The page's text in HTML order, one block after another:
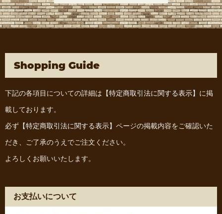
Shopping Guide
下記の各項目についての詳細は 【特定商取引法に関する表示】 に掲
載しております。
必ず 【特定商取引法に関する表示】 ページの掲載内容をご確認いた
だき、ご了承のうえでご注文ください。
よろしくお願いいたします。
お支払いについて